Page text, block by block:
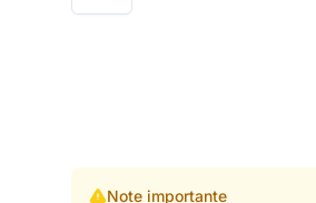
Note importante